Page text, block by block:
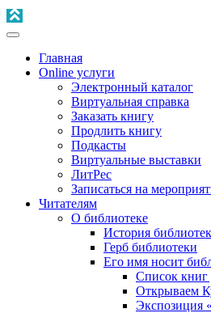
Главная
Online услуги
Электронный каталог
Виртуальная справка
Заказать книгу
Продлить книгу
Подкасты
Виртуальные выставки
ЛитРес
Записаться на
Читателям
О библиотеке
История
Герб библиотеки
Его имя носит
Список
Открываем
Экспозиция